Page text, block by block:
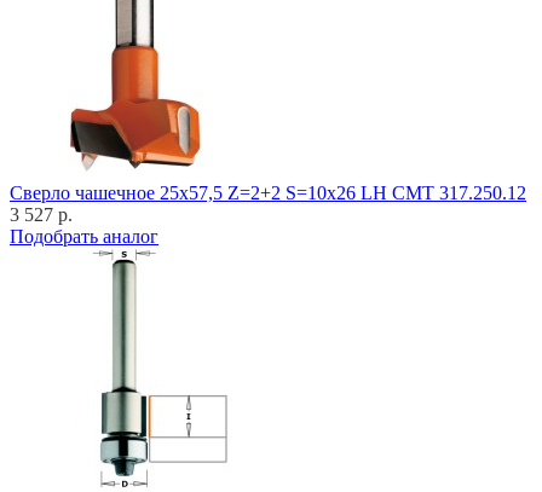
Cверло чашечное 25x57,5 Z=2+2 S=10x26 LH CMT 317.250.12
3 527 р.
Подобрать аналог